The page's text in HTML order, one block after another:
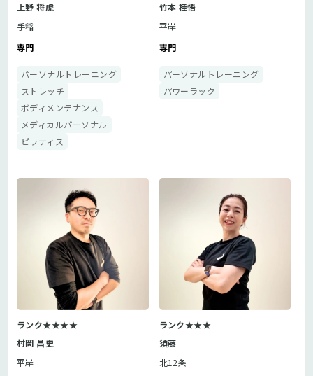
上野 将虎
手稲
専門
パーソナルトレーニング
ストレッチ
ボディメンテナンス
メディカルパーソナル
ピラティス
竹本 桂悟
平岸
専門
パーソナルトレーニング
パワーラック
ランク★★★★
村岡 昌史
平岸
ランク★★★
須藤
北12条